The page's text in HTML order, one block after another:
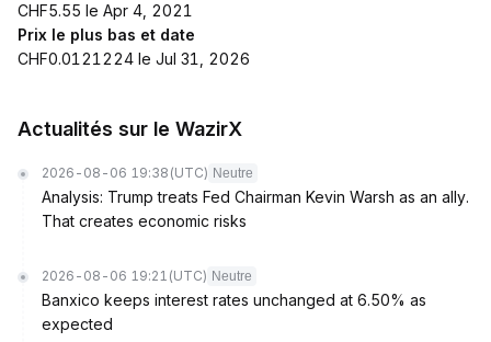
CHF5.55 le Apr 4, 2021
Prix le plus bas et date
CHF0.0121224 le Jul 31, 2026
Actualités sur le WazirX
2026-08-06 19:38 (UTC) Neutre
Analysis: Trump treats Fed Chairman Kevin Warsh as an ally.
That creates economic risks
2026-08-06 19:21 (UTC) Neutre
Banxico keeps interest rates unchanged at 6.50% as
expected